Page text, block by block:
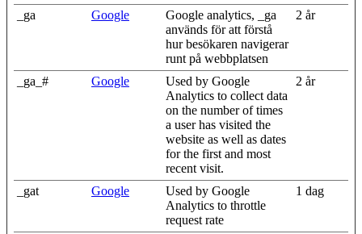
_ga Google
Google analytics, _ga
används för att förstå
hur besökaren navigerar
runt på webbplatsen
2 år
_ga_# Google
Used by Google
Analytics to collect data
on the number of times
a user has visited the
website as well as dates
for the first and most
recent visit.
2 år
_gat Google
Used by Google
Analytics to throttle
request rate
1 dag